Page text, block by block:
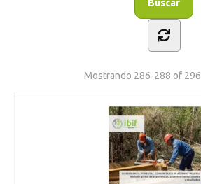
Mostrando 286-288 of 296